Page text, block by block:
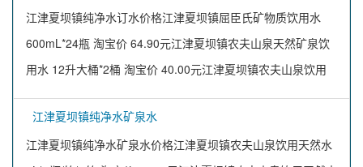
江津夏坝镇纯净水订水价格江津夏坝镇屈臣氏矿物质饮用水
600mL*24瓶 淘宝价 64.90元江津夏坝镇农夫山泉天然矿泉饮
用水 12升大桶*2桶 淘宝价 40.00元江津夏坝镇农夫山泉饮用
江津夏坝镇纯净水矿泉水
江津夏坝镇纯净水矿泉水价格江津夏坝镇农夫山泉饮用天然水